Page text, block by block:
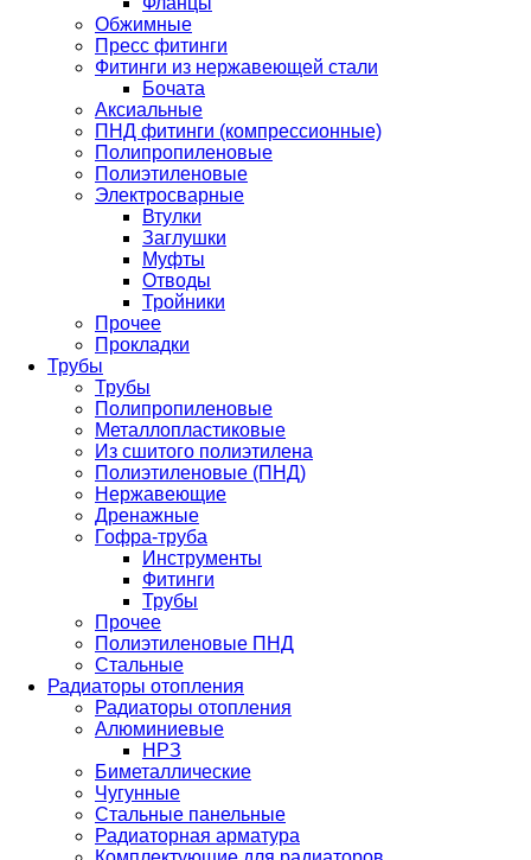
Обжимные
Пресс фитинги
Фитинги из нержавеющей стали
Бочата
Аксиальные
ПНД фитинги (компрессионные)
Полипропиленовые
Полиэтиленовые
Электросварные
Втулки
Заглушки
Муфты
Отводы
Тройники
Прочее
Прокладки
Трубы
Трубы
Полипропиленовые
Металлопластиковые
Из сшитого полиэтилена
Полиэтиленовые (ПНД)
Нержавеющие
Дренажные
Гофра-труба
Инструменты
Фитинги
Трубы
Прочее
Полиэтиленовые ПНД
Стальные
Радиаторы отопления
Радиаторы отопления
Алюминиевые
НРЗ
Биметаллические
Чугунные
Стальные панельные
Радиаторная арматура